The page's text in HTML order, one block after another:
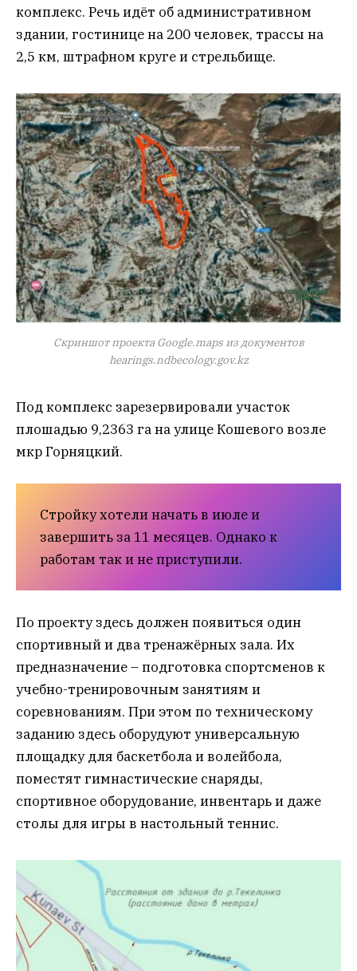
комплекс. Речь идёт об административном
здании, гостинице на 200 человек, трассы на
2,5 км, штрафном круге и стрельбище.
Скриншот проекта Google.maps из документов
hearings.ndbecology.gov.kz
Под комплекс зарезервировали участок
плошадью 9,2363 га на улице Кошевого возле
мкр Горняцкий.
Стройку хотели начать в июле и
завершить за 11 месяцев. Однако к
работам так и не приступили.
По проекту здесь должен появиться один
спортивный и два тренажёрных зала. Их
предназначение – подготовка спортсменов к
учебно-тренировочным занятиям и
соревнованиям. При этом по техническому
заданию здесь оборудуют универсальную
площадку для баскетбола и волейбола,
поместят гимнастические снаряды,
спортивное оборудование, инвентарь и даже
столы для игры в настольный теннис.